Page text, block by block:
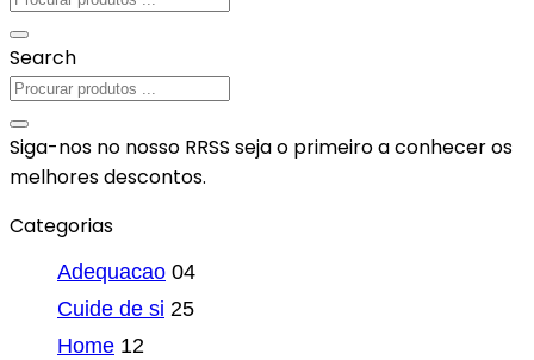
Search
Siga-nos no nosso RRSS seja o primeiro a conhecer os
melhores descontos.
Categorias
Adequacao 04
Cuide de si 25
Home 12